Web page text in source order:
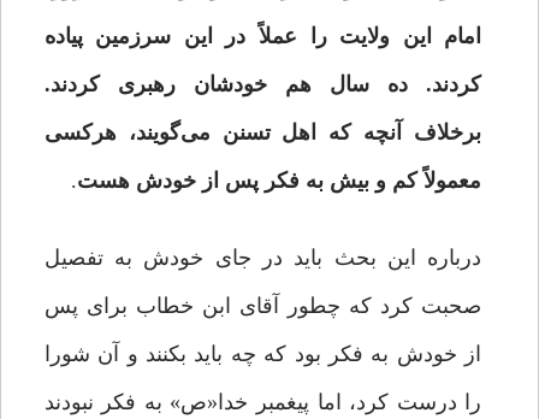
امام این ولایت را عملاً در این سرزمین پیاده
کردند. ده سال هم خودشان رهبری کردند.
برخلاف آنچه که اهل تسنن می‌‌گویند، هرکسی
معمولاً کم و بیش به فکر پس از خودش هست.
درباره این بحث باید در جای خودش به تفصیل
صحبت کرد که چطور آقای ابن خطاب برای پس
از خودش به فکر بود که چه باید بکنند و آن شورا
را درست کرد، اما پیغمبر خدا«ص» به فکر نبودند